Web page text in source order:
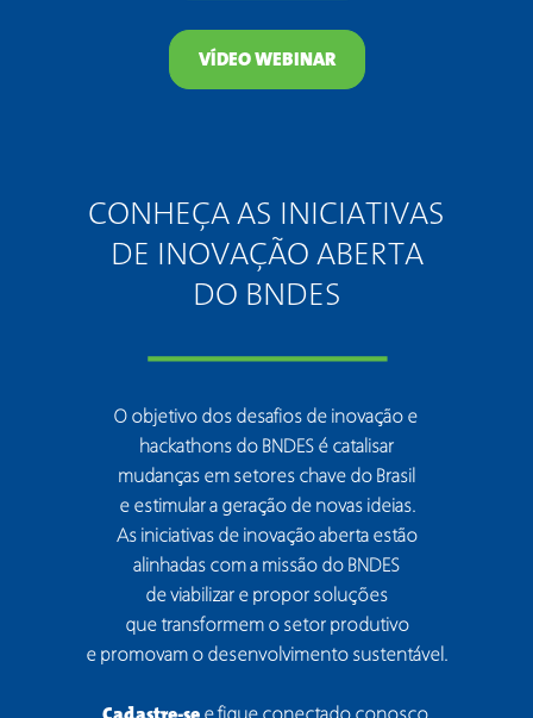
VÍDEO WEBINAR
CONHEÇA AS INICIATIVAS
DE INOVAÇÃO ABERTA
DO BNDES
O objetivo dos desafios de inovação e
hackathons do BNDES é catalisar
mudanças em setores chave do Brasil
e estimular a geração de novas ideias.
As iniciativas de inovação aberta estão
alinhadas com a missão do BNDES
de viabilizar e propor soluções
que transformem o setor produtivo
e promovam o desenvolvimento sustentável.